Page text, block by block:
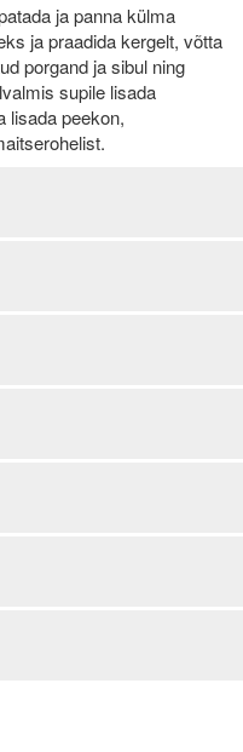
ja panna külma
ja praadida kergelt, võtta
porgand ja sibul ning
supile lisada
lisada peekon,